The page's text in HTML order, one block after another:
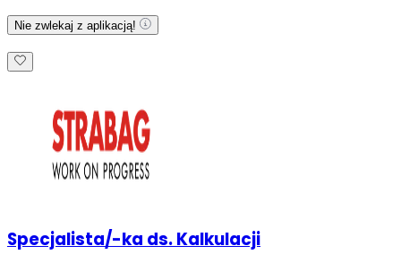
Nie zwlekaj z aplikacją!
Specjalista/-ka ds. Kalkulacji